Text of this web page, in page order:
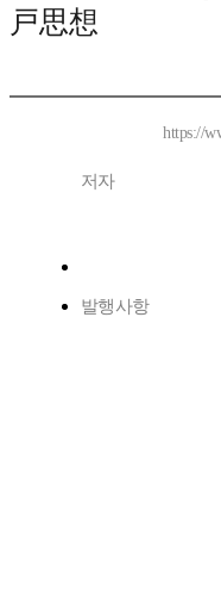
戸思想
https://
저자
발행사항